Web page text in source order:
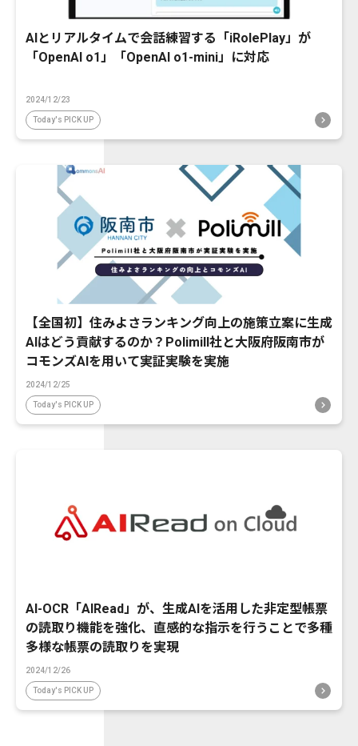
AIとリアルタイムで会話練習する「iRolePlay」が
「OpenAI o1」「OpenAI o1-mini」に対応
2024/12/23
Today's PICK UP
【全国初】住みよさランキング向上の施策立案に生成
AIはどう貢献するのか？Polimill社と大阪府阪南市が
コモンズAIを用いて実証実験を実施
2024/12/25
Today's PICK UP
AI-OCR「AIRead」が、生成AIを活用した非定型帳票
の読取り機能を強化、直感的な指示を行うことで多種
多様な帳票の読取りを実現
2024/12/26
Today's PICK UP